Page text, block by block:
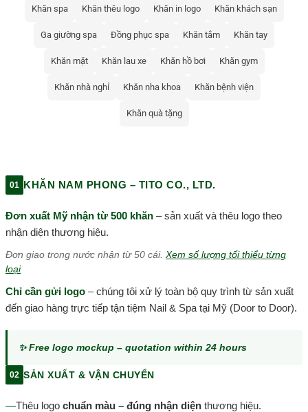
Khăn spa Khăn thêu logo Khăn in logo Khăn khách sạn
Ga giường spa Đồng phục spa Khăn tắm Khăn tay
Khăn mặt Khăn lau xe Khăn hồ bơi Khăn gym
Khăn nhà nghỉ Khăn nha khoa Khăn bệnh viện
Khăn quà tặng
01 KHĂN NAM PHONG – TITO CO., LTD.
Đơn xuất Mỹ nhận từ 500 khăn – sản xuất và thêu logo theo
nhận diện thương hiệu.
Đơn giao trong nước nhận từ 50 cái. Xem số lượng tối thiểu từng
loại
Chỉ cần gửi logo – chúng tôi xử lý toàn bộ quy trình từ sản xuất
đến giao hàng trực tiếp tận tiệm Nail & Spa tại Mỹ (Door to Door).
✨ Free logo mockup – quotation within 24 hours
02 SẢN XUẤT & VẬN CHUYỂN
—Thêu logo chuẩn màu – đúng nhận diện thương hiệu.